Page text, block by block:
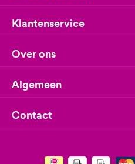
Klantenservice
Over ons
Algemeen
Contact